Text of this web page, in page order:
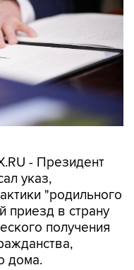
- Президент
указ,
"родильного
приезд в страну
получения
дома.